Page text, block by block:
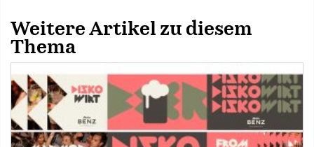
Weitere Artikel zu diesem
Thema